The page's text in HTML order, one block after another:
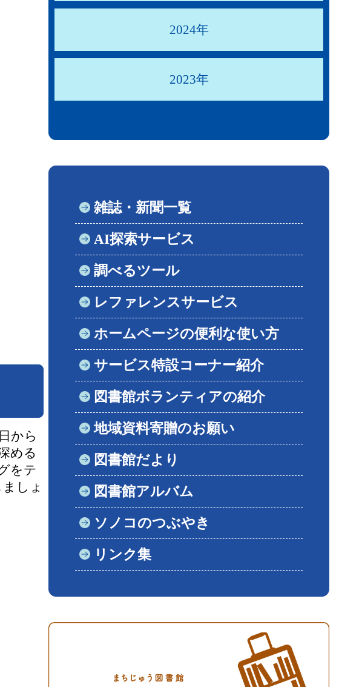
から
める
をテ
しょ
2024年
2023年
雑誌・新聞一覧
AI探索サービス
調べるツール
レファレンスサービス
ホームページの便利な使い方
サービス特設コーナー紹介
図書館ボランティアの紹介
地域資料寄贈のお願い
図書館だより
図書館アルバム
ソノコのつぶやき
リンク集